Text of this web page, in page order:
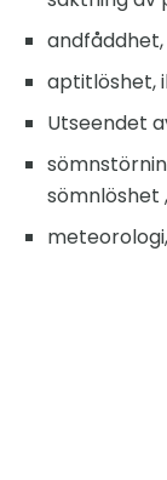
aptitlöshet,
Utseendet
sömnlöshet